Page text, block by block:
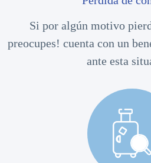
Si por algún motivo
preocupes! cuenta con un
ante esta